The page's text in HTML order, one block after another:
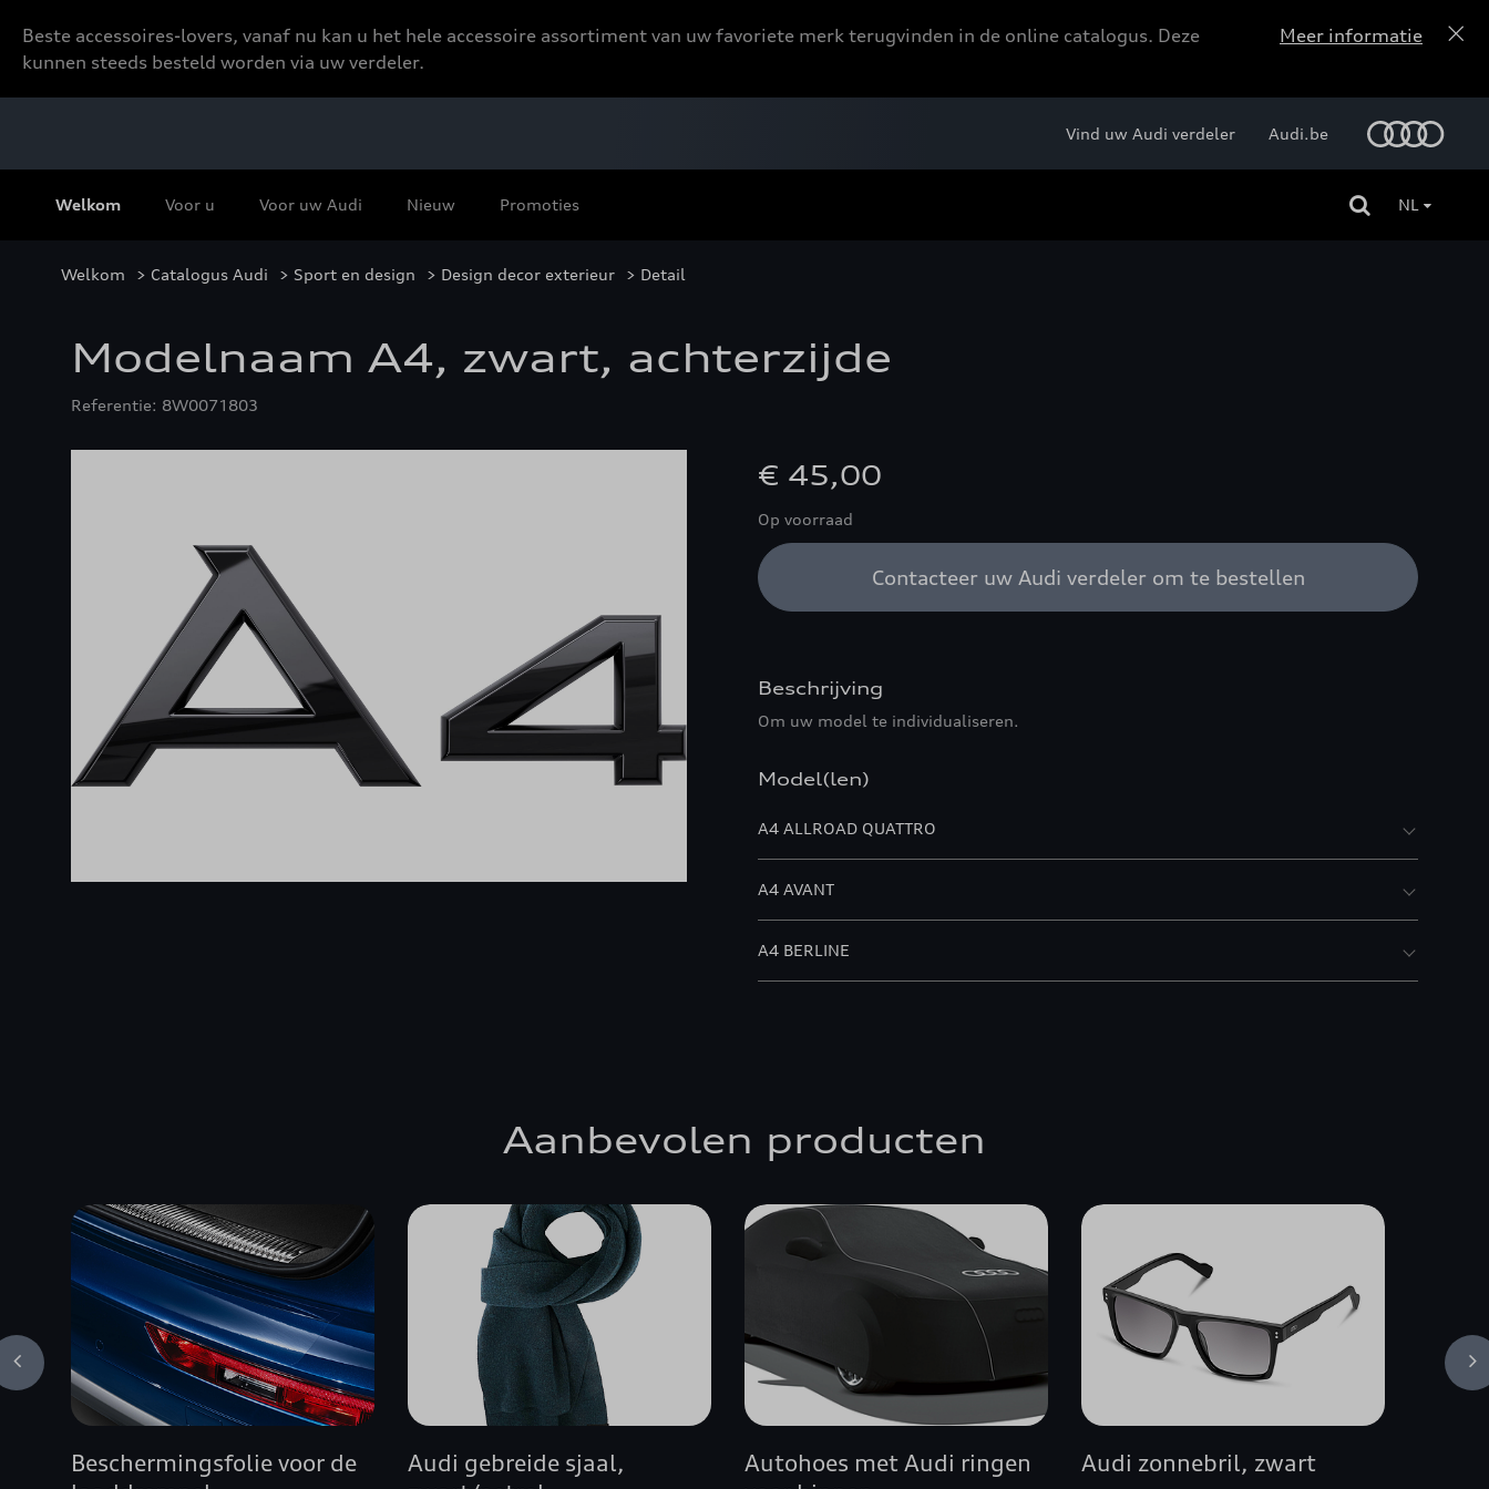
Beste accessoires-lovers, vanaf nu kan u het hele accessoire assortiment van uw favoriete merk terugvinden in de online catalogus. Deze
kunnen steeds besteld worden via uw verdeler.
Meer informatie
Welkom Voor u Voor uw Audi Nieuw Promoties
Vind uw Audi verdeler Audi.be
NL
Welkom > Catalogus Audi > Sport en design > Design decor exterieur > Detail
Modelnaam A4, zwart, achterzijde
Referentie: 8W0071803
€ 45,00
Op voorraad
Contacteer uw Audi verdeler om te bestellen
Beschrijving
Om uw model te individualiseren.
Model(len)
A4 ALLROAD QUATTRO
A4 AVANT
A4 BERLINE
Aanbevolen producten
Beschermingsfolie voor de
Audi gebreide sjaal,
Autohoes met Audi ringen
Audi zonnebril, zwart